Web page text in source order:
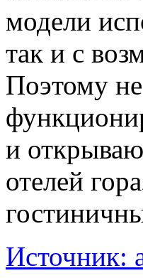
модели
так и с
Поэтому
и
отелей
Источник: